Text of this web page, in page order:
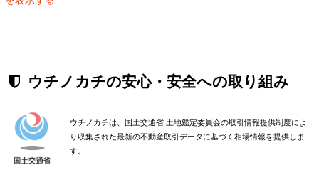
ウチノカチの安心・安全への取り組み
ウチノカチは、国土交通省 土地鑑定委員会の取引情報提供制度によ
り収集された最新の不動産取引データに基づく相場情報を提供しま
す。